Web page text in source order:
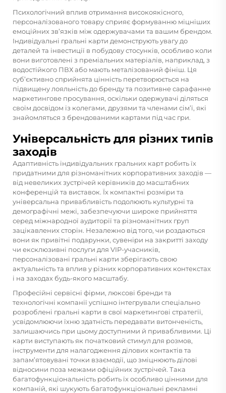
Психологічний вплив отримання високоякісного,
персоналізованого товару сприяє формуванню міцніших
емоційних зв’язків між одержувачами та вашим брендом.
Індивідуальні гральні карти демонструють увагу до
деталей та інвестиції в побудову стосунків, особливо коли
вони виготовлені з преміальних матеріалів, наприклад, з
водостійкого ПВХ або мають металізований фініш. Ця
суб’єктивно сприйнята цінність перетворюється на
підвищену лояльність до бренду та позитивне сарафанне
маркетингове просування, оскільки одержувачі діляться
своїм досвідом із колегами, друзями та членами сім’ї, які
знайомляться з брендованими картами під час гри.
Універсальність для різних типів
заходів
Адаптивність індивідуальних гральних карт робить їх
придатними для різноманітних корпоративних заходів —
від невеликих зустрічей керівників до масштабних
конференцій та виставок. Їх компактні розміри та
універсальна привабливість подолюють культурні та
демографічні межі, забезпечуючи широке прийняття
серед міжнародної аудиторії та різноманітних груп
зацікавлених сторін. Незалежно від того, чи роздаються
вони як привітні подарунки, сувеніри на закритті заходу
чи ексклюзивні послуги для VIP-учасників,
персоналізовані гральні карти зберігають свою
актуальність та вплив у різних корпоративних контекстах
і на заходах будь-якого масштабу.
Професійні сервісні фірми, люксові бренди та
технологічні компанії успішно інтегрували спеціально
розроблені гральні карти в свої маркетингові стратегії,
усвідомлюючи їхню здатність передавати витонченість,
залишаючись при цьому доступними й привабливими. Ці
карти виступають як початковий стимул для розмов,
інструменти для налагодження ділових контактів та
запам’ятовувані точки взаємодії, що зміцнюють ділові
відносини поза межами офіційних зустрічей. Така
багатофункціональність робить їх особливо цінними для
компаній, які шукують багатофункціональні рекламні